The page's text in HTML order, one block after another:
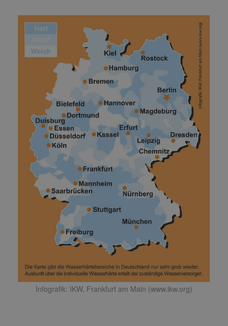
Infografik: IKW, Frankfurt am Main (www.ikw.org)